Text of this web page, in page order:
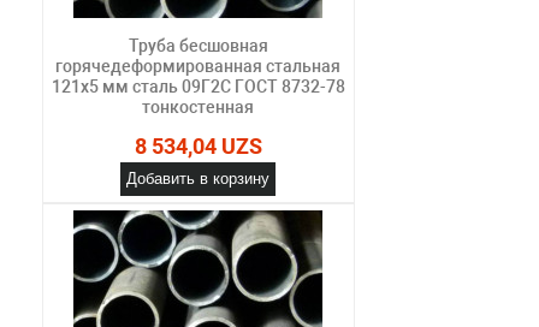
Труба бесшовная
горячедеформированная стальная
121х5 мм сталь 09Г2С ГОСТ 8732-78
тонкостенная
8 534,04 UZS
Добавить в корзину